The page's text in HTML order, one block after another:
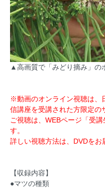
▲高画質で「みどり摘み」の
※動画のオンライン視聴は、
信講座を受講された方限定の
ご視聴は、WEBページ「受
す。
詳しい視聴方法は、DVDをお
【収録内容】
●マツの種類